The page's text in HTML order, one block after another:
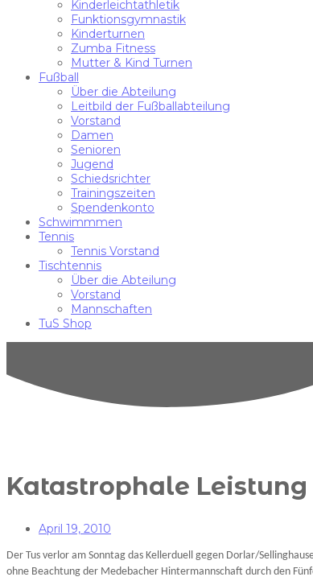
Kinderleichtathletik
Funktionsgymnastik
Kinderturnen
Zumba Fitness
Mutter & Kind Turnen
Fußball
Über die Abteilung
Leitbild der Fußballabteilung
Vorstand
Damen
Senioren
Jugend
Schiedsrichter
Trainingszeiten
Spendenkonto
Schwimmmen
Tennis
Tennis Vorstand
Tischtennis
Über die Abteilung
Vorstand
Mannschaften
TuS Shop
Katastrophale Leistung
April 19, 2010
Der Tus verlor am Sonntag das Kellerduell gegen Dorlar/
ohne Beachtung der Medebacher Hintermannschaft durch den